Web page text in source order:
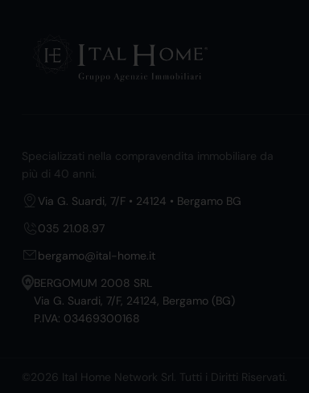
Specializzati nella compravendita immobiliare da
più di 40 anni.
Via G. Suardi, 7/F • 24124 • Bergamo BG
035 21.08.97
bergamo@ital-home.it
BERGOMUM 2008 SRL
Via G. Suardi, 7/F, 24124, Bergamo (BG)
P.IVA: 03469300168
©2026 Ital Home Network Srl. Tutti i Diritti Riservati.